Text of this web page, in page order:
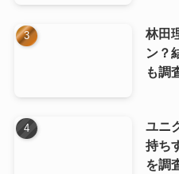
林田
ン？
も調
ユニ
持ち
を調